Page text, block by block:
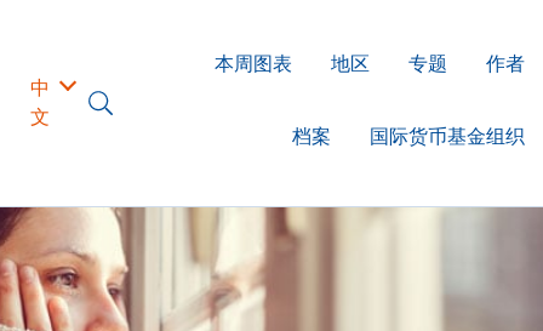
中
文
本周图表 地区 专题 作者
档案 国际货币基金组织